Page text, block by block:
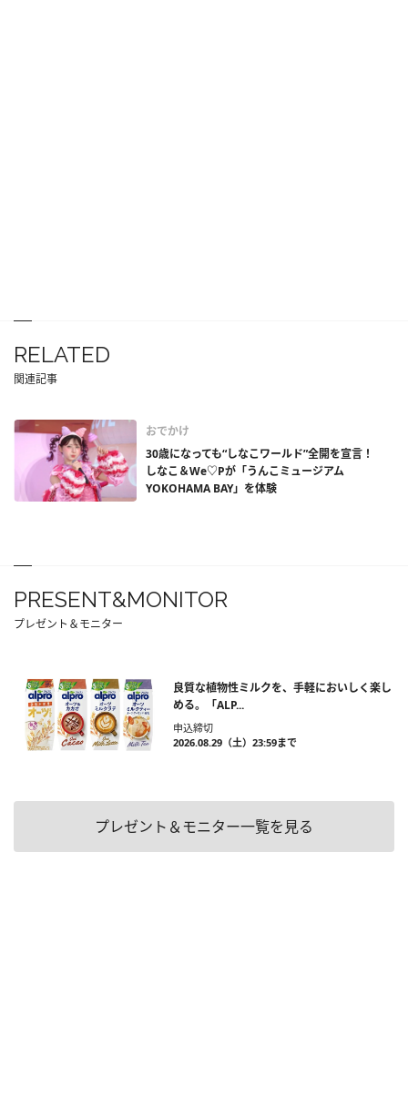
RELATED
関連記事
おでかけ
30歳になっても“しなこワールド”全開を宣言！
しなこ＆We♡Pが「うんこミュージアム
YOKOHAMA BAY」を体験
PRESENT&MONITOR
プレゼント＆モニター
良質な植物性ミルクを、手軽においしく楽し
める。「ALP...
申込締切
2026.08.29（土）23:59まで
プレゼント＆モニター一覧を見る